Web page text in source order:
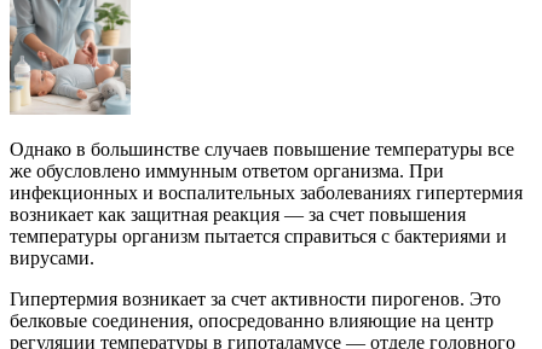
Однако в большинстве случаев повышение температуры все
же обусловлено иммунным ответом организма. При
инфекционных и воспалительных заболеваниях гипертермия
возникает как защитная реакция — за счет повышения
температуры организм пытается справиться с бактериями и
вирусами.
Гипертермия возникает за счет активности пирогенов. Это
белковые соединения, опосредованно влияющие на центр
регуляции температуры в гипоталамусе — отделе головного